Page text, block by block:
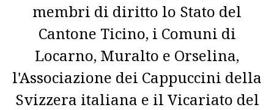
membri di diritto lo Stato del
Cantone Ticino, i Comuni di
Locarno, Muralto e Orselina,
l'Associazione dei Cappuccini della
Svizzera italiana e il Vicariato del